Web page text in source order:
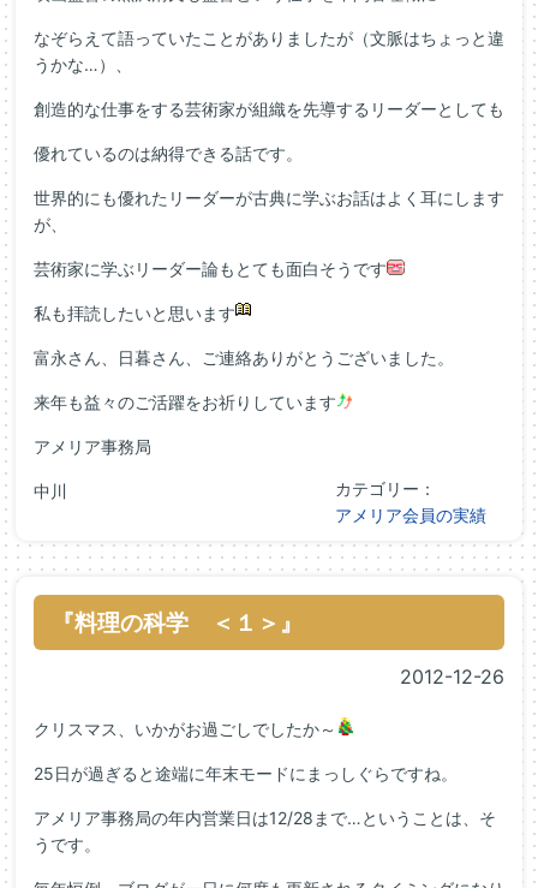
なぞらえて語っていたことがありましたが（文脈はちょっと違
うかな…）、
創造的な仕事をする芸術家が組織を先導するリーダーとしても
優れているのは納得できる話です。
世界的にも優れたリーダーが古典に学ぶお話はよく耳にします
が、
芸術家に学ぶリーダー論もとても面白そうです
私も拝読したいと思います
富永さん、日暮さん、ご連絡ありがとうございました。
来年も益々のご活躍をお祈りしています
アメリア事務局
中川
カテゴリー：
アメリア会員の実績
『料理の科学 ＜１＞』
2012-12-26
クリスマス、いかがお過ごしでしたか～
25日が過ぎると途端に年末モードにまっしぐらですね。
アメリア事務局の年内営業日は12/28まで…ということは、そ
うです。